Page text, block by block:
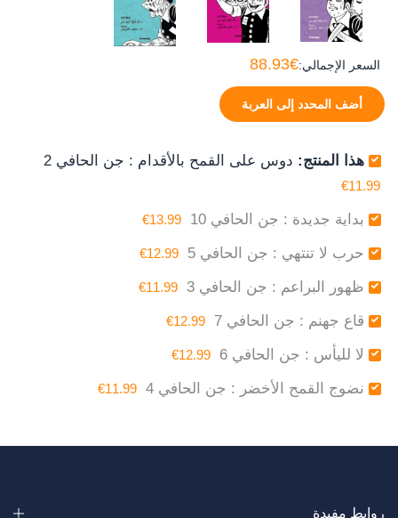
السعر الإجمالي:€88.93
أضف المحدد إلى العربة
هذا المنتج: دوس على القمح بالأقدام : جن الحافي 2
€11.99
بداية جديدة : جن الحافي 10 €13.99
حرب لا تنتهي : جن الحافي 5 €12.99
ظهور البراعم : جن الحافي 3 €11.99
قاع جهنم : جن الحافي 7 €12.99
لا لليأس : جن الحافي 6 €12.99
نضوج القمح الأخضر : جن الحافي 4 €11.99
روابط مفيدة